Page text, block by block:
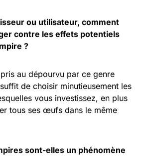
ou utilisateur, comment
contre les effets potentiels
?
au dépourvu par ce genre
de choisir minutieusement les
vous investissez, en plus
tous ses œufs dans le même
sont-elles un phénomène